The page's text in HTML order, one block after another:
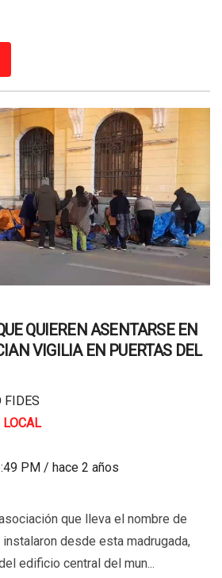
QUIEREN ASENTARSE EN
VIGILIA EN PUERTAS DEL
FIDES
PM / hace 2 años
que lleva el nombre de
desde esta madrugada,
edificio central del mun...